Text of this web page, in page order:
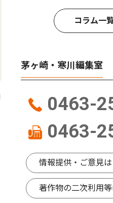
コラム一
茅ヶ崎・寒川編集室
0463-
0463-
情報提供・ご意見
著作物の二次利用